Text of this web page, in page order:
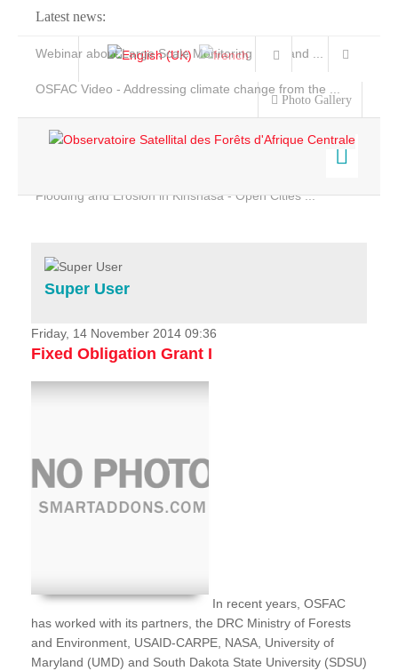
Latest news:
Webinar about Large Scale Monitoring and Land ...
OSFAC Video - Addressing climate change from the ...
Flooding and Erosion in Kinshasa - Open Cities ...
Photo Gallery
Home
Services
Projects
News & Stories
Super User
Friday, 14 November 2014 09:36
Fixed Obligation Grant I
In recent years, OSFAC
has worked with its partners, the DRC Ministry of Forests
and Environment, USAID-CARPE, NASA, University of
Maryland (UMD) and South Dakota State University (SDSU)